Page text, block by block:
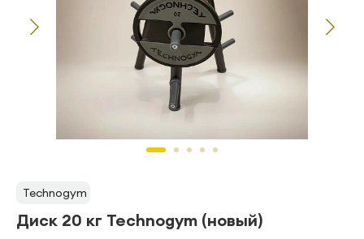
Technogym
Диск 20 кг Technogym (новый)